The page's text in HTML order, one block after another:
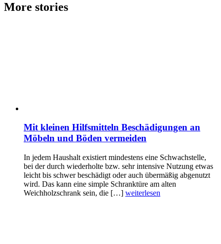
More stories
Mit kleinen Hilfsmitteln Beschädigungen an
Möbeln und Böden vermeiden
In jedem Haushalt existiert mindestens eine Schwachstelle,
bei der durch wiederholte bzw. sehr intensive Nutzung etwas
leicht bis schwer beschädigt oder auch übermäßig abgenutzt
wird. Das kann eine simple Schranktüre am alten
Weichholzschrank sein, die […] weiterlesen